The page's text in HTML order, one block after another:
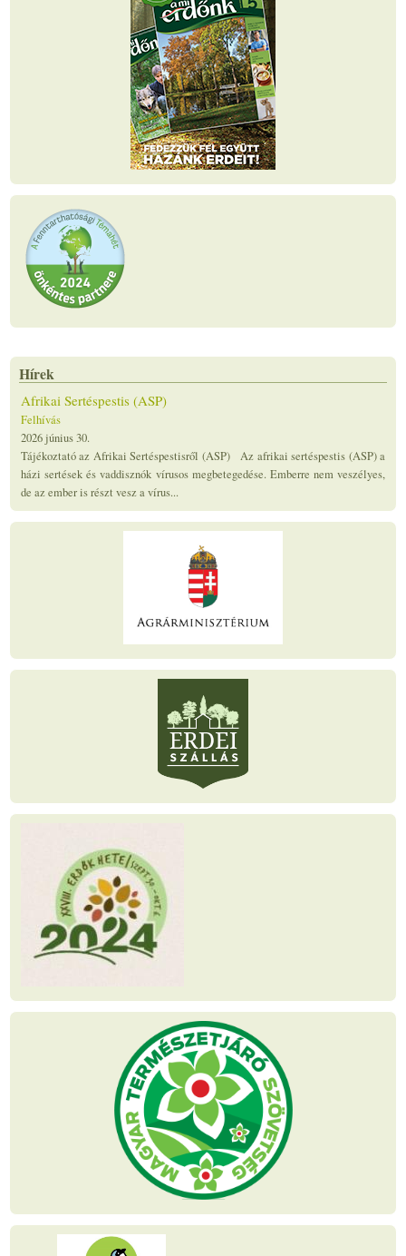
Hírek
Afrikai Sertéspestis (ASP)
Felhívás
2026 június 30.
Tájékoztató az Afrikai Sertéspestisről (ASP) Az afrikai sertéspestis (ASP) a
házi sertések és vaddisznók vírusos megbetegedése. Emberre nem veszélyes,
de az ember is részt vesz a vírus...